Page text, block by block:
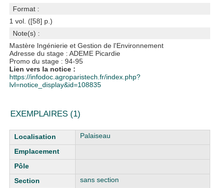
Format :
1 vol. ([58] p.)
Note(s) :
Mastère Ingénierie et Gestion de l'Environnement
Adresse du stage : ADEME Picardie
Promo du stage : 94-95
Lien vers la notice :
https://infodoc.agroparistech.fr/index.php?
lvl=notice_display&id=108835
EXEMPLAIRES (1)
Liste des exemplaires Palaiseau
sans section